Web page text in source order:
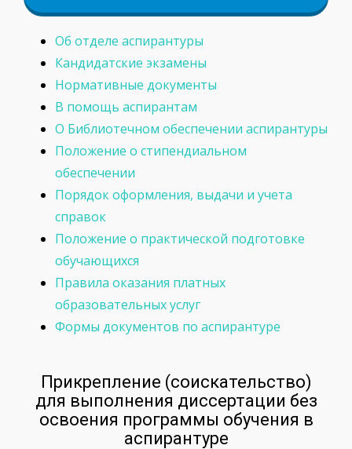
Об отделе аспирантуры
Кандидатские экзамены
Нормативные документы
В помощь аспирантам
О Библиотечном обеспечении аспирантуры
Положение о стипендиальном
обеспечении
Порядок оформления, выдачи и учета
справок
Положение о практической подготовке
обучающихся
Правила оказания платных
образовательных услуг
Формы документов по аспирантуре
Прикрепление (соискательство)
для выполнения диссертации без
освоения программы обучения в
аспирантуре